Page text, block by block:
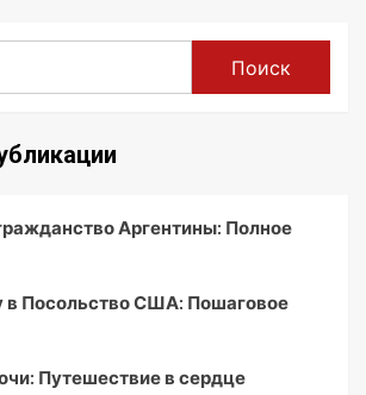
Поиск
Аргентины: Полное
в Посольство США: Пошаговое
Путешествие в сердце